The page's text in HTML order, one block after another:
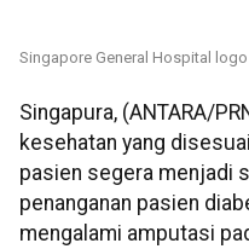
Singapore General Hospital logo
Singapura, (ANTARA/
kesehatan yang
pasien segera menjadi
penanganan pasien
mengalami amputasi